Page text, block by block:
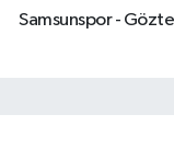
Samsunspor -